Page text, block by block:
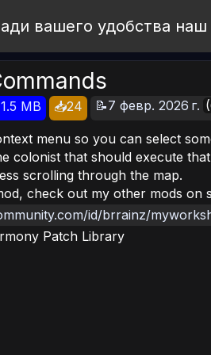
вашего удобства наш
MB 📥24 📝7 февр. 2026 г.
menu so you can select
colonist that should execute
scrolling through the map.
check out my other mods on
id/brrainz/
Patch Library